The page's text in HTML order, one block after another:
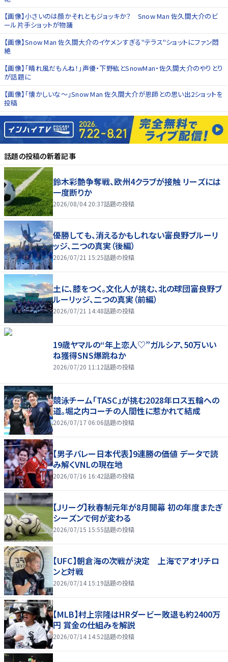
【画像】小さいのは顔かそれともジョッキか？ Snow Man 佐久間大介のビ
ール片手ショットが物議
【画像】Snow Man 佐久間大介のイケメンすぎる"テラス"ショットにファン悶
絶
【画像】「晴れ風だもんね！」声優・下野紘とSnowMan・佐久間大介のやりとり
が話題に
【画像】「懐かしいな〜」Snow Man 佐久間大介が恩師との思い出2ショットを
投稿
話題の投稿の新着記事
鈴木彩艶争奪戦、欧州4クラブが接触 リーズには
一度断りか
2026/08/04 20:37話題の投稿
優勝しても、消えるかもしれない――富良野ブルーリ
ッジ、二つの真実（後編）
2026/07/21 15:25話題の投稿
土に、膝をつく。文化人が挑む、北の球団――富良野ブ
ルーリッジ、二つの真実（前編）
2026/07/21 14:48話題の投稿
19歳ヤマルの“年上恋人♡”ガルシア、50万いい
ね獲得SNS爆跳ねか
2026/07/20 11:12話題の投稿
競泳チーム「TASC」が挑む2028年ロス五輪への
道。堀之内コーチの人間性に惹かれて結成
2026/07/17 06:06話題の投稿
【男子バレー日本代表】9連勝の価値 データで読
み解くVNLの現在地
2026/07/16 16:42話題の投稿
【Jリーグ】秋春制元年が8月開幕 初の年度またぎ
シーズンで何が変わる
2026/07/15 15:55話題の投稿
【UFC】朝倉海の次戦が決定 上海でアオリチロ
ンと対戦
2026/07/14 15:19話題の投稿
【MLB】村上宗隆はHRダービー敗退も約2400万
円 賞金の仕組みを解説
2026/07/14 14:52話題の投稿